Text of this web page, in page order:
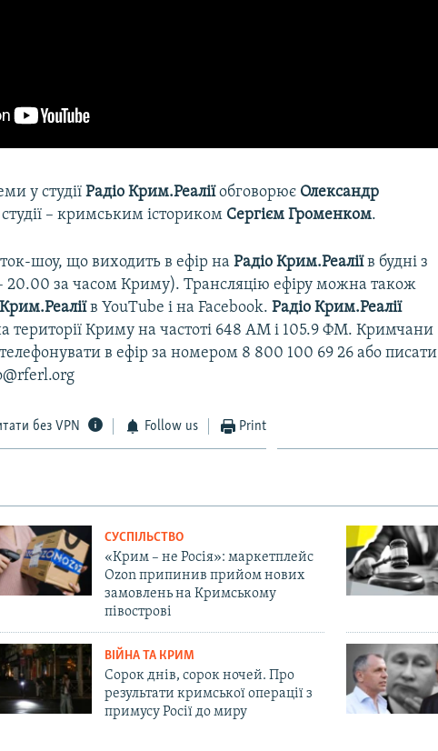
у студіїРадіо Крим.Реаліїобговорює Олександр
студії – кримським істориком Сергієм Громенком.
шоу, що виходить в ефір наРадіо Крим.Реаліїв будні з
20.00 за часом Криму). Трансляцію ефіру можна також
Крим.Реаліїв YouTube і на Facebook.Радіо Крим.Реалії
території Криму на частоті 648 АМ і 105.9 ФМ. Кримчани
в ефір за номером 8 800 100 69 26 або писати
без VPN Follow us Print
СУСПІЛЬСТВО
«Крим – не Росія»: маркетплейс
Ozon припинив прийом нових
замовлень на Кримському
півострові
ВІЙНА ТА КРИМ
Сорок днів, сорок ночей. Про
результати кримської операції з
примусу Росії до миру